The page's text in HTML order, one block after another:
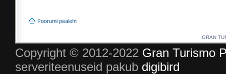
Foorumi pealeht
GRAN
Copyright © 2012-2022 Gran Turismo
serveriteenuseid pakub digibird